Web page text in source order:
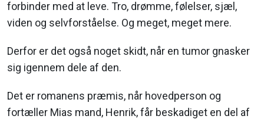
forbinder med at leve. Tro, drømme, følelser, sjæl,
viden og selvforståelse. Og meget, meget mere.
Derfor er det også noget skidt, når en tumor gnasker
sig igennem dele af den.
Det er romanens præmis, når hovedperson og
fortæller Mias mand, Henrik, får beskadiget en del af